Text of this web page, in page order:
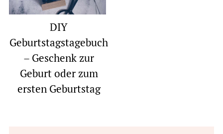
DIY
Geburtstagstagebuch
– Geschenk zur
Geburt oder zum
ersten Geburtstag